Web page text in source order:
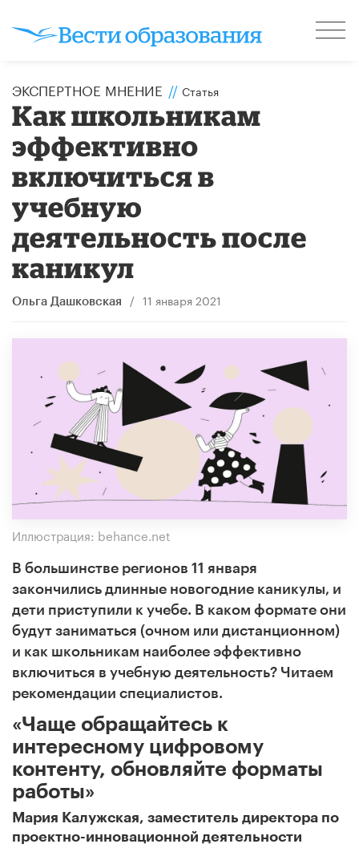
ЭКСПЕРТНОЕ МНЕНИЕ // Статья
Как школьникам
эффективно
включиться в
учебную
деятельность после
каникул
Ольга Дашковская / 11 января 2021
Иллюстрация: behance.net
В большинстве регионов 11 января
закончились длинные новогодние каникулы, и
дети приступили к учебе. В каком формате они
будут заниматься (очном или дистанционном)
и как школьникам наиболее эффективно
включиться в учебную деятельность? Читаем
рекомендации специалистов.
«Чаще обращайтесь к
интересному цифровому
контенту, обновляйте форматы
работы»
Мария Калужская, заместитель директора по
проектно-инновационной деятельности